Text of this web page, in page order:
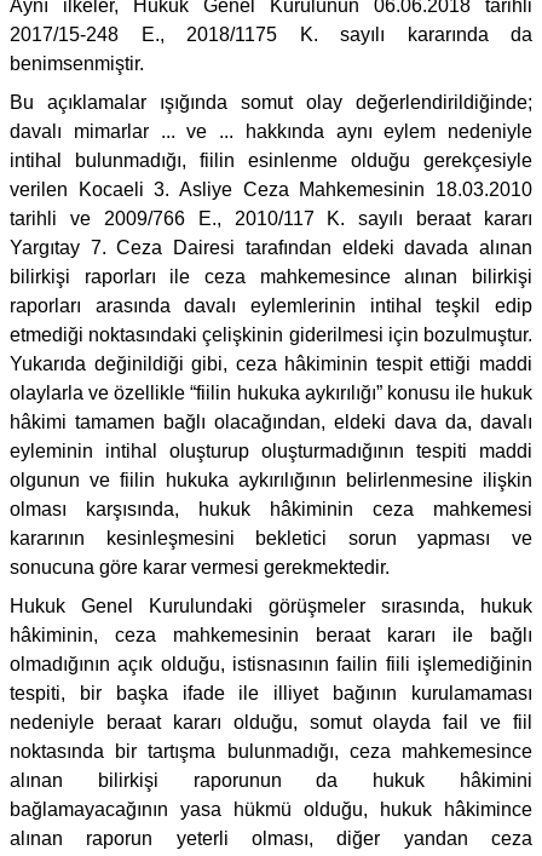
Aynı ilkeler, Hukuk Genel Kurulunun 06.06.2018 tarihli
2017/15-248 E., 2018/1175 K. sayılı kararında da
benimsenmiştir.
Bu açıklamalar ışığında somut olay değerlendirildiğinde;
davalı mimarlar ... ve ... hakkında aynı eylem nedeniyle
intihal bulunmadığı, fiilin esinlenme olduğu gerekçesiyle
verilen Kocaeli 3. Asliye Ceza Mahkemesinin 18.03.2010
tarihli ve 2009/766 E., 2010/117 K. sayılı beraat kararı
Yargıtay 7. Ceza Dairesi tarafından eldeki davada alınan
bilirkişi raporları ile ceza mahkemesince alınan bilirkişi
raporları arasında davalı eylemlerinin intihal teşkil edip
etmediği noktasındaki çelişkinin giderilmesi için bozulmuştur.
Yukarıda değinildiği gibi, ceza hâkiminin tespit ettiği maddi
olaylarla ve özellikle “fiilin hukuka aykırılığı” konusu ile hukuk
hâkimi tamamen bağlı olacağından, eldeki dava da, davalı
eyleminin intihal oluşturup oluşturmadığının tespiti maddi
olgunun ve fiilin hukuka aykırılığının belirlenmesine ilişkin
olması karşısında, hukuk hâkiminin ceza mahkemesi
kararının kesinleşmesini bekletici sorun yapması ve
sonucuna göre karar vermesi gerekmektedir.
Hukuk Genel Kurulundaki görüşmeler sırasında, hukuk
hâkiminin, ceza mahkemesinin beraat kararı ile bağlı
olmadığının açık olduğu, istisnasının failin fiili işlemediğinin
tespiti, bir başka ifade ile illiyet bağının kurulamaması
nedeniyle beraat kararı olduğu, somut olayda fail ve fiil
noktasında bir tartışma bulunmadığı, ceza mahkemesince
alınan bilirkişi raporunun da hukuk hâkimini
bağlamayacağının yasa hükmü olduğu, hukuk hâkimince
alınan raporun yeterli olması, diğer yandan ceza